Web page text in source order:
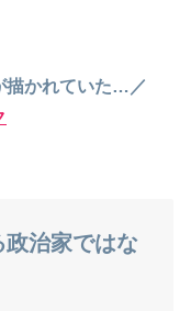
描かれていた…／
治家ではな